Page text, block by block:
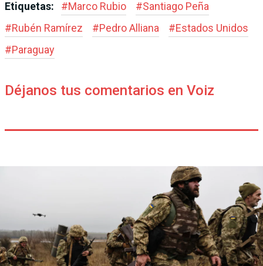
Etiquetas: #Marco Rubio #Santiago Peña
#Rubén Ramírez #Pedro Alliana #Estados Unidos
#Paraguay
Déjanos tus comentarios en Voiz